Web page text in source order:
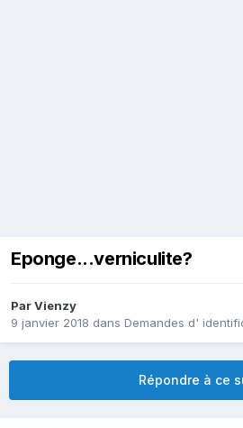
Eponge...verniculite?
ParVienzy
9 janvier 2018 dans Demandes d'
Répondre à ce